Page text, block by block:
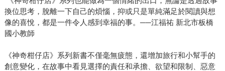
換位思考，脫離一下自己的煩惱，抑或只是單純滿足於閱讀與想
像的喜悅，都是一件令人感到幸福的事。──江福祐 新北市板橋
國小教師
《神奇柑仔店》系列新書不僅毫無疲態，還增加旅行和小幫手的
創意變化，在故事中看見選擇的責任和承擔、欲望和限制、惡意